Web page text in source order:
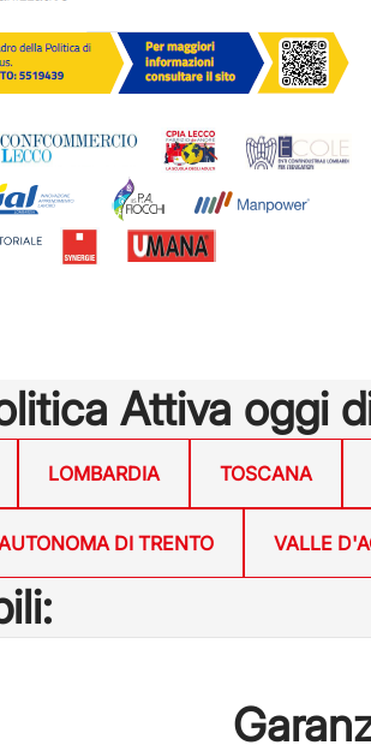
Attiva oggi
LOMBARDIA TOSCANA
DI TRENTO VALLE